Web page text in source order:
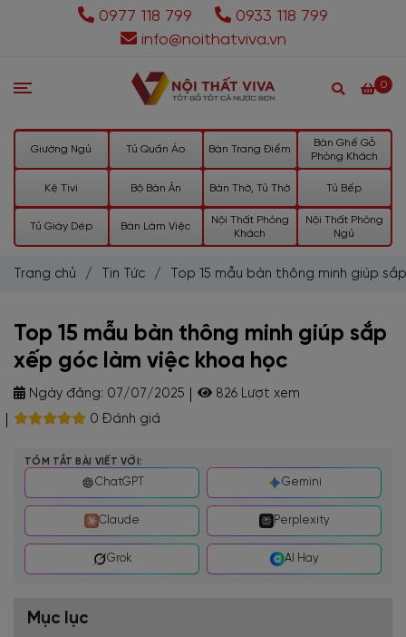
0977 118 799
0933 118 799
info@noithatviva.vn
0
Giường Ngủ Tủ Quần Áo Bàn Trang Điểm
Bàn Ghế Gỗ
Phòng Khách
Kệ Tivi Bộ Bàn Ăn Bàn Thờ, Tủ Thờ Tủ Bếp
Tủ Giày Dép Bàn Làm Việc
Nội Thất Phòng
Khách
Nội Thất Phòng
Ngủ
Trang chủ / Tin Tức / Top 15 mẫu bàn thông minh giúp
Top 15 mẫu bàn thông minh giúp sắp
xếp góc làm việc khoa học
Ngày đăng: 07/07/2025
826 Lượt xem
0 Đánh giá
TÓM TẮT BÀI VIẾT VỚI:
ChatGPT Gemini
Claude Perplexity
Grok AI Hay
Mục lục